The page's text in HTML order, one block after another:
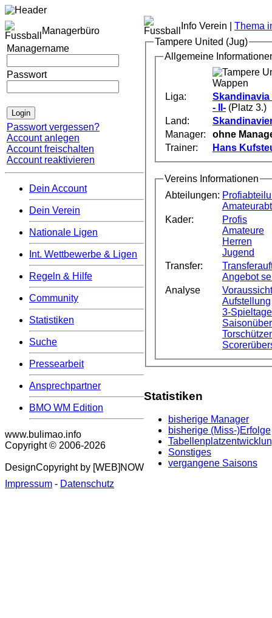
Managerbüro
Managername
Passwort
Passwort vergessen?
Account anlegen
Account freischalten
Account reaktivieren
Dein Account
Dein Verein
Nationale Ligen
Int. Wettbewerbe & Ligen
Regeln & Hilfe
Community
Statistiken
Suche
Pressearbeit
Ansprechpartner
BMO WM Edition
www.bulimao.info
Copyright © 2006-2026
DesignCopyright by [WEB]NOW
Info Verein | Thema
Tampere United (Jug)
Allgemeine
Liga:
- II- (Platz 3.)
Land:
Manager:
ohne
Trainer:
Hans
Vereins Informationen
Abteilungen:
Kader:
Profis
Amateure
Herren
Jugend
Transfer:
Angebot
Analyse
Aufstellung
3-
Statistiken
bisherige Manager
bisherige (Miss-)Erfolge
Sonstiges
vergangene Saisons
Impressum - Datenschutz